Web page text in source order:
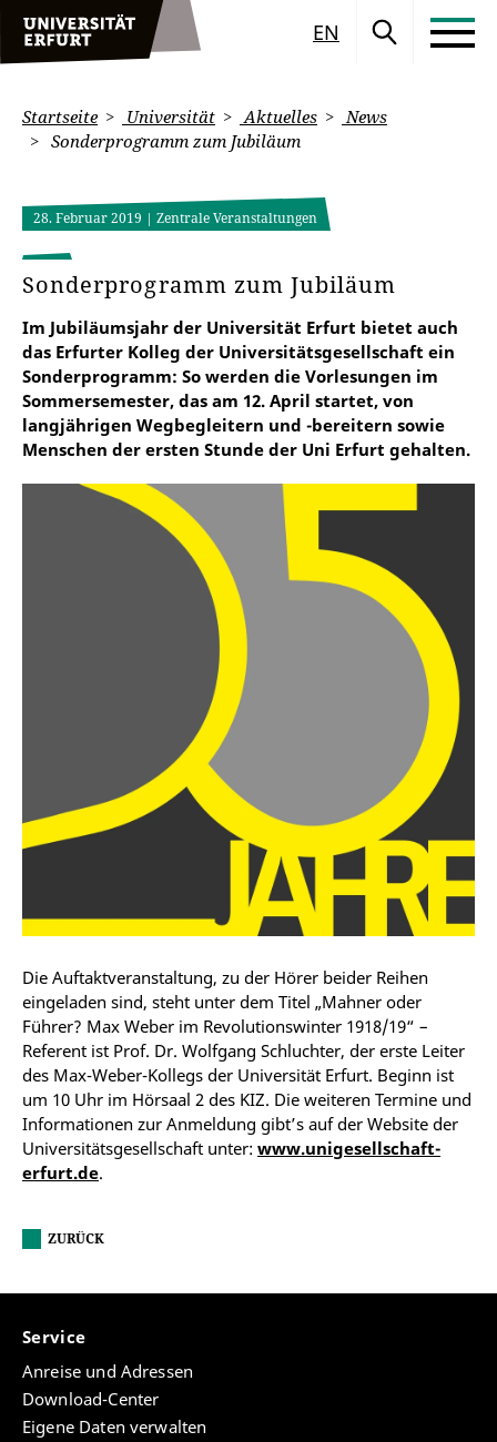
EN
Startseite Universität Aktuelles
News
Sonderprogramm zum Jubiläum
28. Februar 2019 | Zentrale Veranstaltungen
Sonderprogramm zum Jubiläum
Im Jubiläumsjahr der Universität Erfurt bietet auch
das Erfurter Kolleg der Universitätsgesellschaft ein
Sonderprogramm: So werden die Vorlesungen im
Sommersemester, das am 12. April startet, von
langjährigen Wegbegleitern und -bereitern sowie
Menschen der ersten Stunde der Uni Erfurt gehalten.
Die Auftaktveranstaltung, zu der Hörer beider Reihen
eingeladen sind, steht unter dem Titel „Mahner oder
Führer? Max Weber im Revolutionswinter 1918/19“ –
Referent ist Prof. Dr. Wolfgang Schluchter, der erste Leiter
des Max-Weber-Kollegs der Universität Erfurt. Beginn ist
um 10 Uhr im Hörsaal 2 des KIZ. Die weiteren Termine und
Informationen zur Anmeldung gibt’s auf der Website der
Universitätsgesellschaft unter: www.unigesellschaft-
erfurt.de.
ZURÜCK
Service
Anreise und Adressen
Download-Center
Eigene Daten verwalten